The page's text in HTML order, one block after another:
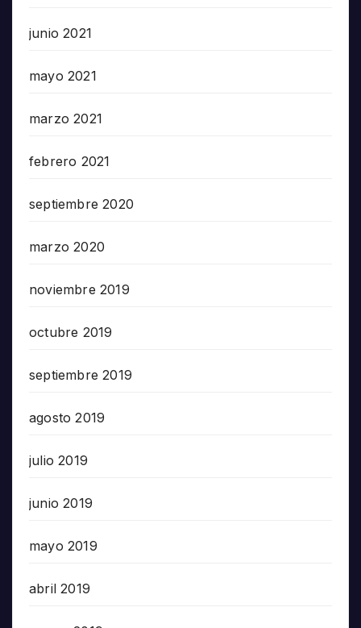
junio 2021
mayo 2021
marzo 2021
febrero 2021
septiembre 2020
marzo 2020
noviembre 2019
octubre 2019
septiembre 2019
agosto 2019
julio 2019
junio 2019
mayo 2019
abril 2019